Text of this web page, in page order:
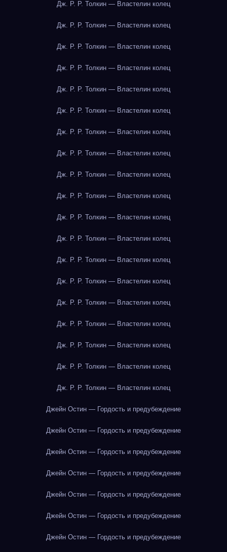
Дж. Р. Р. Толкин — Властелин колец
Дж. Р. Р. Толкин — Властелин колец
Дж. Р. Р. Толкин — Властелин колец
Дж. Р. Р. Толкин — Властелин колец
Дж. Р. Р. Толкин — Властелин колец
Дж. Р. Р. Толкин — Властелин колец
Дж. Р. Р. Толкин — Властелин колец
Дж. Р. Р. Толкин — Властелин колец
Дж. Р. Р. Толкин — Властелин колец
Дж. Р. Р. Толкин — Властелин колец
Дж. Р. Р. Толкин — Властелин колец
Дж. Р. Р. Толкин — Властелин колец
Дж. Р. Р. Толкин — Властелин колец
Дж. Р. Р. Толкин — Властелин колец
Дж. Р. Р. Толкин — Властелин колец
Дж. Р. Р. Толкин — Властелин колец
Дж. Р. Р. Толкин — Властелин колец
Дж. Р. Р. Толкин — Властелин колец
Дж. Р. Р. Толкин — Властелин колец
Джейн Остин — Гордость и предубеждение
Джейн Остин — Гордость и предубеждение
Джейн Остин — Гордость и предубеждение
Джейн Остин — Гордость и предубеждение
Джейн Остин — Гордость и предубеждение
Джейн Остин — Гордость и предубеждение
Джейн Остин — Гордость и предубеждение